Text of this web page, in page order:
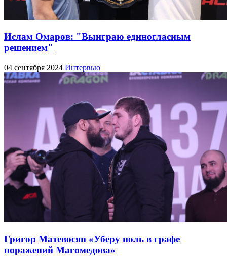
Ислам Омаров: "Выиграю единогласным
решением"
04 сентября 2024 Интервью
Григор Матевосян «Уберу ноль в графе
поражений Магомедова»